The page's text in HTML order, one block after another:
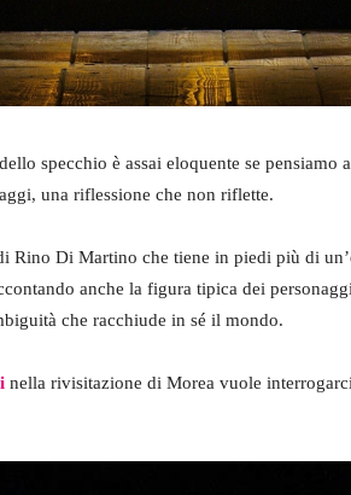
specchio è assai eloquente se pensiamo
una riflessione che non riflette.
Rino Di Martino che tiene in piedi più di
anche la figura tipica dei
che racchiude in sé il mondo.
nella rivisitazione di Morea vuole